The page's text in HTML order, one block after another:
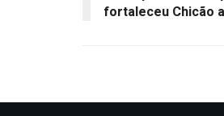
fortaleceu Chicão